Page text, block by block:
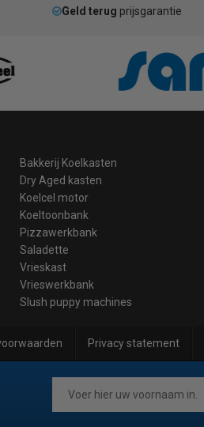
Geld terug prijsgarantie
Bakkerij Koelkasten
Dry Aged kasten
Koelcel motor
Koeltoonbank
Pizzawerkbank
Saladette
Vrieskast
Vrieswerkbank
Slush puppy machines
Privacy statement